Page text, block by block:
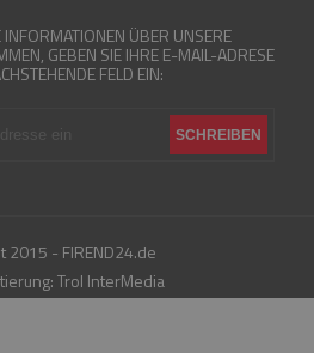
INFORMATIONEN ÜBER UNSERE
GEBEN SIE IHRE E-MAIL-ADRESE
FELD EIN:
2015 - FIREND24.de
Trol InterMedia